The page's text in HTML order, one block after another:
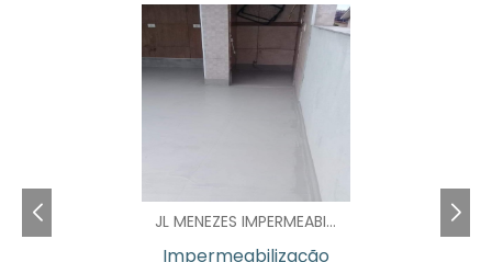
emborrachamento na cor telha
escolha inteligente é sua durabilidade. A
camada de borracha não só protege contra
arranhões e impactos, mas também resiste à
degradação provocada por fatores
ambientais, como raios UV e condições
climáticas adversas. Isso significa que, ao
investir em emborrachamento, você está
garantindo que seus produtos mantenham
JL MENEZES IMPERMEABILIZACAO E ISOLAMENTOS LTDA - SP
Impermeabilização